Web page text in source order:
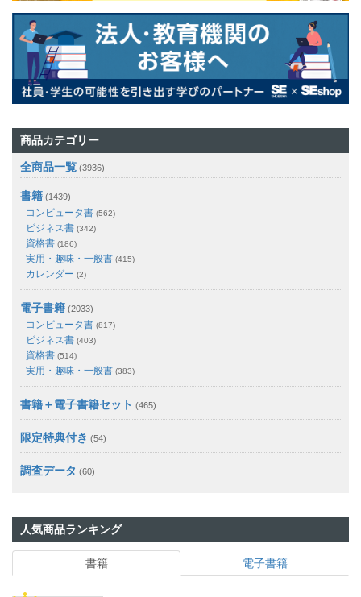
商品カテゴリー
全商品一覧 (3936)
書籍 (1439)
コンピュータ書 (562)
ビジネス書 (342)
資格書 (186)
実用・趣味・一般書 (415)
カレンダー (2)
電子書籍 (2033)
コンピュータ書 (817)
ビジネス書 (403)
資格書 (514)
実用・趣味・一般書 (383)
書籍＋電子書籍セット (465)
限定特典付き (54)
調査データ (60)
人気商品ランキング
書籍 電子書籍